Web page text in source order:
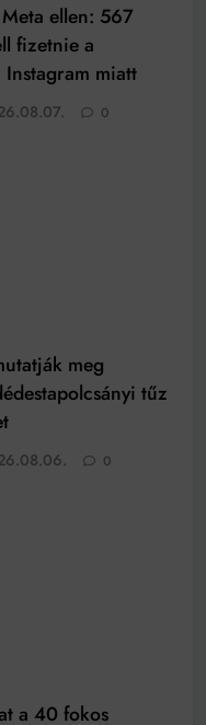
ellen: 567
fizetnie a
Instagram miatt
0
meg
tűz
0
a 40 fokos